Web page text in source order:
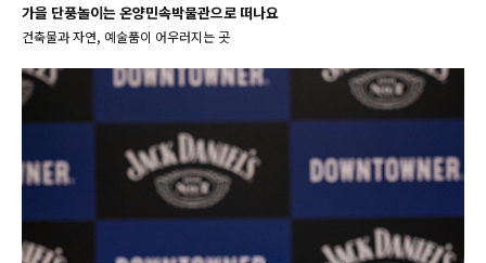
가을 단풍놀이는 온양민속박물관으로 떠나요
건축물과 자연, 예술품이 어우러지는 곳